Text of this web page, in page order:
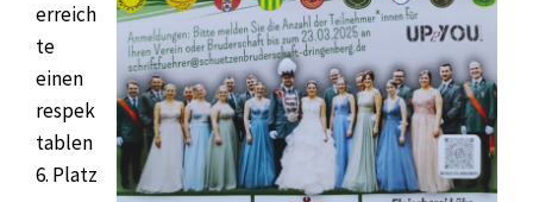
erreich
te
einen
respek
tablen
6. Platz